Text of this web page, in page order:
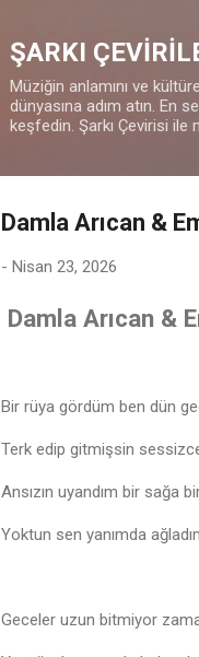
ŞARKI
Müziğin anlamını ve
dünyasına adım atın. En
keşfedin. Şarkı Çevirisi ile
Damla Arıcan &
- Nisan 23, 2026
Damla Arıcan &
Bir rüya gördüm ben dün
Terk edip gitmişsin
Ansızın uyandım bir sağa
Yoktun sen yanımda
Geceler uzun bitmiyor